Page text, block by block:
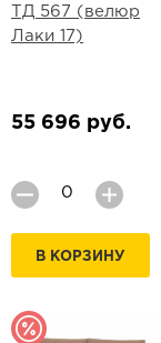
ТД 567 (велюр
Лаки 17)
55 696 руб.
В КОРЗИНУ